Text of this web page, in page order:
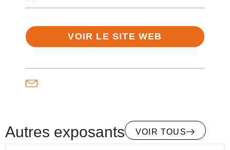
VOIR LE SITE WEB
Autres exposants VOIR TOUS